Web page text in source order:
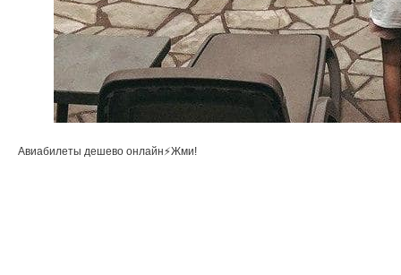
Авиабилеты дешево онлайн⚡Жми!